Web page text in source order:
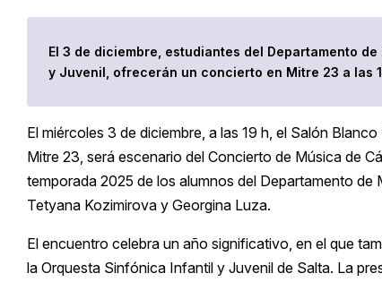
El 3 de diciembre, estudiantes del Departamento
y Juvenil, ofrecerán un concierto en Mitre 23 a las
El miércoles 3 de diciembre, a las 19 h, el Salón
Mitre 23, será escenario del Concierto de Música de
temporada 2025 de los alumnos del Departamento
Tetyana Kozimirova y Georgina Luza.
El encuentro celebra un año significativo, en el que
la Orquesta Sinfónica Infantil y Juvenil de Salta. La